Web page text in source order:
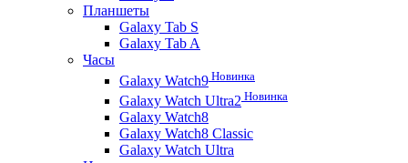
Планшеты
Galaxy Tab S
Galaxy Tab A
Часы
Galaxy Watch9 Новинка
Galaxy Watch Ultra2 Новинка
Galaxy Watch8
Galaxy Watch8 Classic
Galaxy Watch Ultra